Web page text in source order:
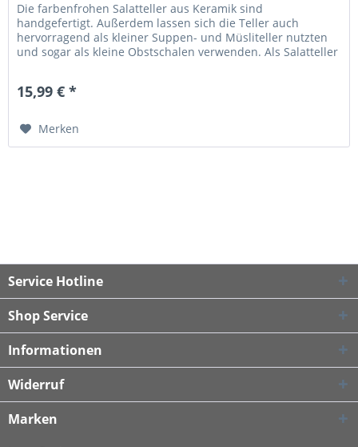
Die farbenfrohen Salatteller aus Keramik sind
handgefertigt. Außerdem lassen sich die Teller auch
hervorragend als kleiner Suppen- und Müsliteller nutzten
und sogar als kleine Obstschalen verwenden. Als Salatteller
15,99 € *
Merken
Service Hotline
Shop Service
Informationen
Widerruf
Marken